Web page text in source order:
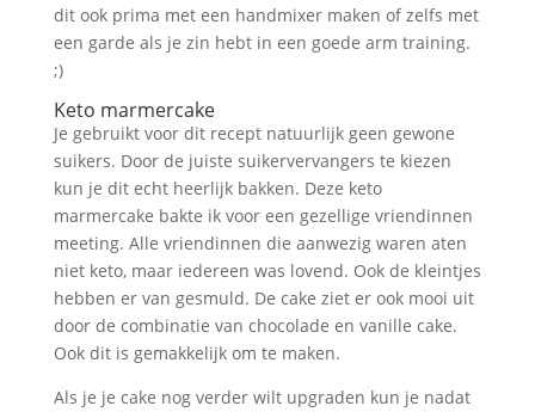
dit ook prima met een handmixer maken of zelfs met
een garde als je zin hebt in een goede arm training.
;)
Keto marmercake
Je gebruikt voor dit recept natuurlijk geen gewone
suikers. Door de juiste suikervervangers te kiezen
kun je dit echt heerlijk bakken. Deze keto
marmercake bakte ik voor een gezellige vriendinnen
meeting. Alle vriendinnen die aanwezig waren aten
niet keto, maar iedereen was lovend. Ook de kleintjes
hebben er van gesmuld. De cake ziet er ook mooi uit
door de combinatie van chocolade en vanille cake.
Ook dit is gemakkelijk om te maken.
Als je je cake nog verder wilt upgraden kun je nadat